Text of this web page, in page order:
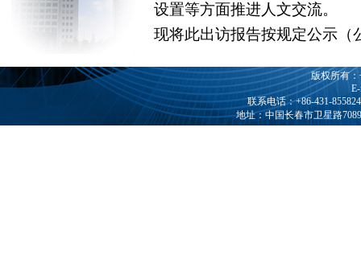
设置等方面推进人文交流。
现将此出访报告按规定公示 （
版权所有
联系电话：+86-431-
地址：中国长春市卫星路